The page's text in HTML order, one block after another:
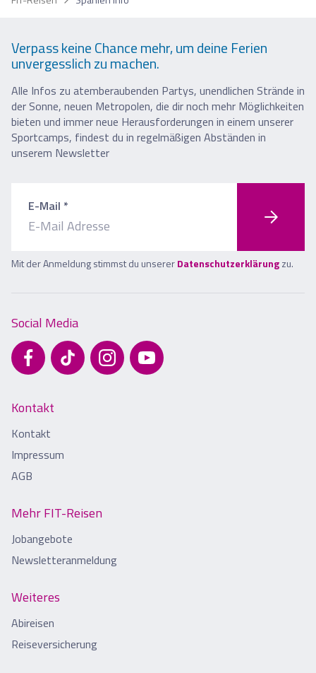
Verpass keine Chance mehr, um deine Ferien
unvergesslich zu machen.
Alle Infos zu atemberaubenden Partys, unendlichen Strände in
der Sonne, neuen Metropolen, die dir noch mehr Möglichkeiten
bieten und immer neue Herausforderungen in einem unserer
Sportcamps, findest du in regelmäßigen Abständen in
unserem Newsletter
E-Mail *
Mit der Anmeldung stimmst du unsererDatenschutzerklärungzu.
Social Media
Kontakt
Kontakt
Impressum
AGB
Mehr FIT-Reisen
Jobangebote
Newsletteranmeldung
Weiteres
Abireisen
Reiseversicherung